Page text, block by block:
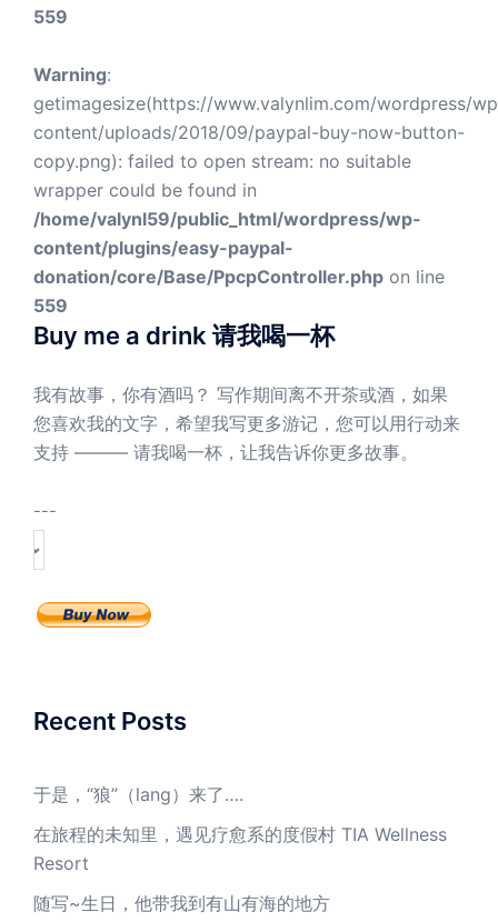
559
Warning:
getimagesize(https://www.valynlim.com/wordpress/
content/uploads/2018/09/paypal-buy-now-button-
copy.png): failed to open stream: no suitable
wrapper could be found in
/home/valynl59/public_html/wordpress/wp-
content/plugins/easy-paypal-
donation/core/Base/PpcpController.php on line
559
Buy me a drink 请我喝一杯
我有故事，你有酒吗？ 写作期间离不开茶或酒，如果
您喜欢我的文字，希望我写更多游记，您可以用行动来
支持 ——— 请我喝一杯，让我告诉你更多故事。
---
Recent Posts
于是，“狼”（lang）来了….
在旅程的未知里，遇见疗愈系的度假村 TIA Wellness
Resort
随写~生日，他带我到有山有海的地方